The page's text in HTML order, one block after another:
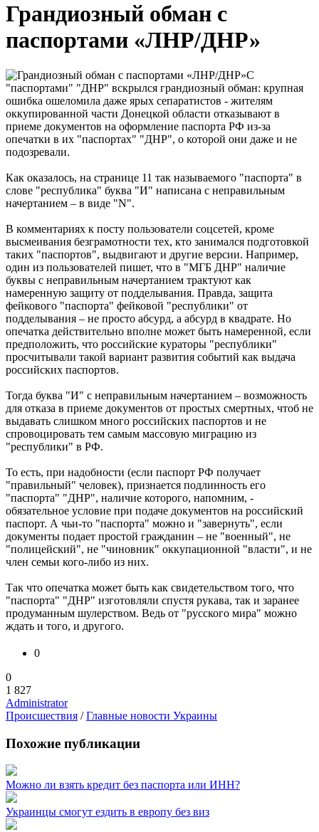
Грандиозный обман с
паспортами «ЛНР/ДНР»
С
"паспортами" "ДНР" вскрылся грандиозный обман: крупная
ошибка ошеломила даже ярых сепаратистов - жителям
оккупированной части Донецкой области отказывают в
приеме документов на оформление паспорта РФ из-за
опечатки в их "паспортах" "ДНР", о которой они даже и не
подозревали.
Как оказалось, на странице 11 так называемого "паспорта" в
слове "республика" буква "И" написана с неправильным
начертанием – в виде "N".
В комментариях к посту пользователи соцсетей, кроме
высмеивания безграмотности тех, кто занимался подготовкой
таких "паспортов", выдвигают и другие версии. Например,
один из пользователей пишет, что в "МГБ ДНР" наличие
буквы с неправильным начертанием трактуют как
намеренную защиту от подделывания. Правда, защита
фейкового "паспорта" фейковой "республики" от
подделывания – не просто абсурд, а абсурд в квадрате. Но
опечатка действительно вполне может быть намеренной, если
предположить, что российские кураторы "республики"
просчитывали такой вариант развития событий как выдача
российских паспортов.
Тогда буква "И" с неправильным начертанием – возможность
для отказа в приеме документов от простых смертных, чтоб не
выдавать слишком много российских паспортов и не
спровоцировать тем самым массовую миграцию из
"республики" в РФ.
То есть, при надобности (если паспорт РФ получает
"правильный" человек), признается подлинность его
"паспорта" "ДНР", наличие которого, напомним, -
обязательное условие при подаче документов на российский
паспорт. А чьи-то "паспорта" можно и "завернуть", если
документы подает простой гражданин – не "военный", не
"полицейский", не "чиновник" оккупационной "власти", и не
член семьи кого-либо из них.
Так что опечатка может быть как свидетельством того, что
"паспорта" "ДНР" изготовляли спустя рукава, так и заранее
продуманным шулерством. Ведь от "русского мира" можно
ждать и того, и другого.
0
0
1 827
Administrator
Происшествия /Главные новости Украины
Похожие публикации
Можно ли взять кредит без паспорта или ИНН?
Украинцы смогут ездить в европу без виз